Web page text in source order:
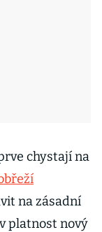
chystají na
na zásadní
platnost nový